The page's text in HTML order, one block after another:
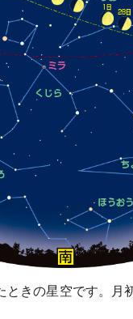
きの星空です。月